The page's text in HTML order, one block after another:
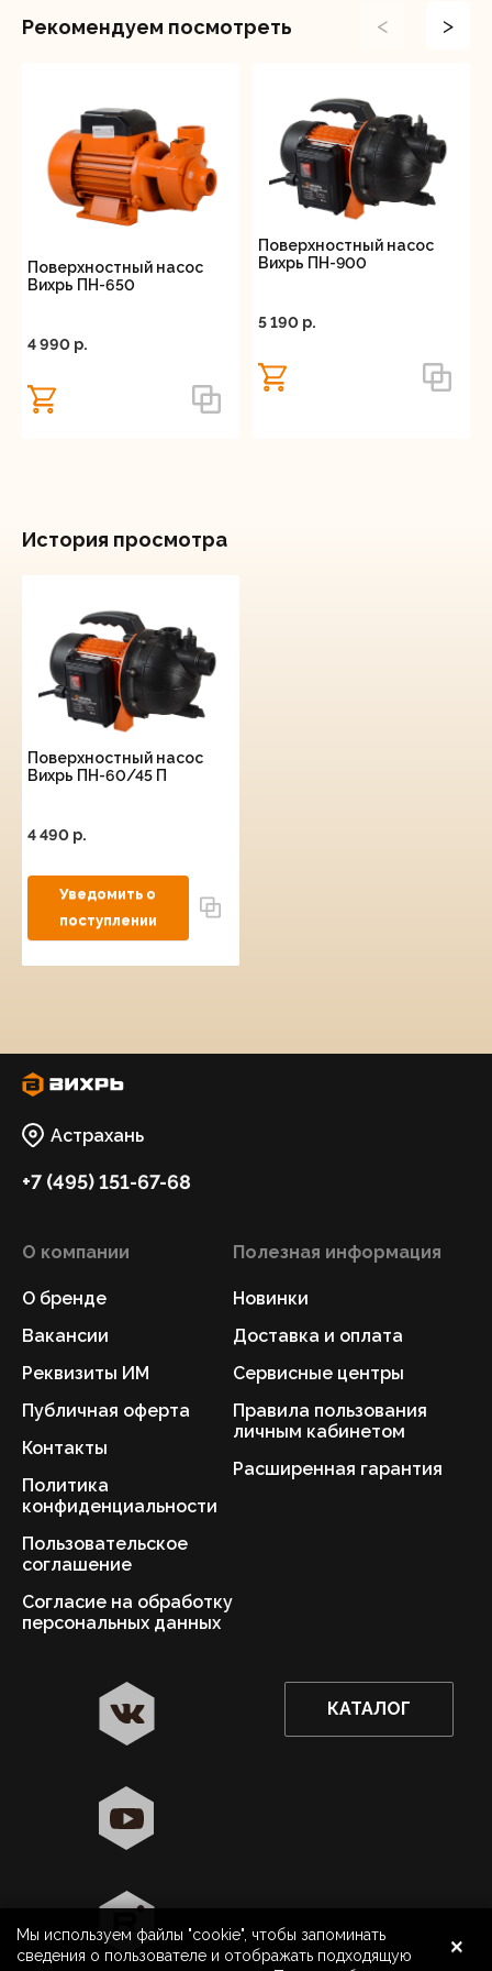
8 800 500 40 40 Астрахань
Да
Рекомендуем посмотреть < >
Поверхностный насос
Вихрь ПН-650
4 990 p.
Поверхностный насос
Вихрь ПН-900
5 190 p.
История просмотра
Поверхностный насос
Вихрь ПН-60/45 П
4 490 p.
Астрахань
+7 (495) 151-67-68
О компании
О бренде
Вакансии
Реквизиты ИМ
Публичная оферта
Контакты
Политика
конфиденциальности
Пользовательское
соглашение
Согласие на обработку
персональных данных
Полезная информация
Новинки
Доставка и оплата
Сервисные центры
Правила пользования
личным кабинетом
Расширенная гарантия
КАТАЛОГ
Мы используем файлы "cookie", чтобы запоминать
сведения о пользователе и отображать подходящую
×